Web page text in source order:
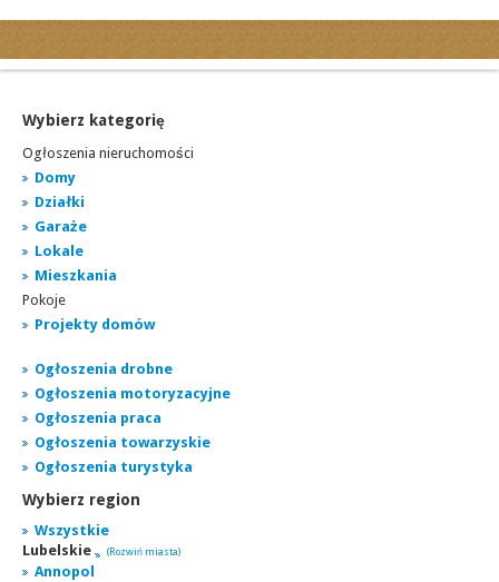
Ogłoszenia motoryzacyjne
Ogłoszenia nieruchomości
Ogłoszenia praca
Ogłoszenia turystyka
Regiony
miasta...
Wybierz kategorię
Ogłoszenia nieruchomości
Domy
Działki
Garaże
Lokale
Mieszkania
Pokoje
Projekty domów
Ogłoszenia drobne
Ogłoszenia motoryzacyjne
Ogłoszenia praca
Ogłoszenia towarzyskie
Ogłoszenia turystyka
Wybierz region
Wszystkie
Lubelskie
(Rozwiń miasta)
Annopol